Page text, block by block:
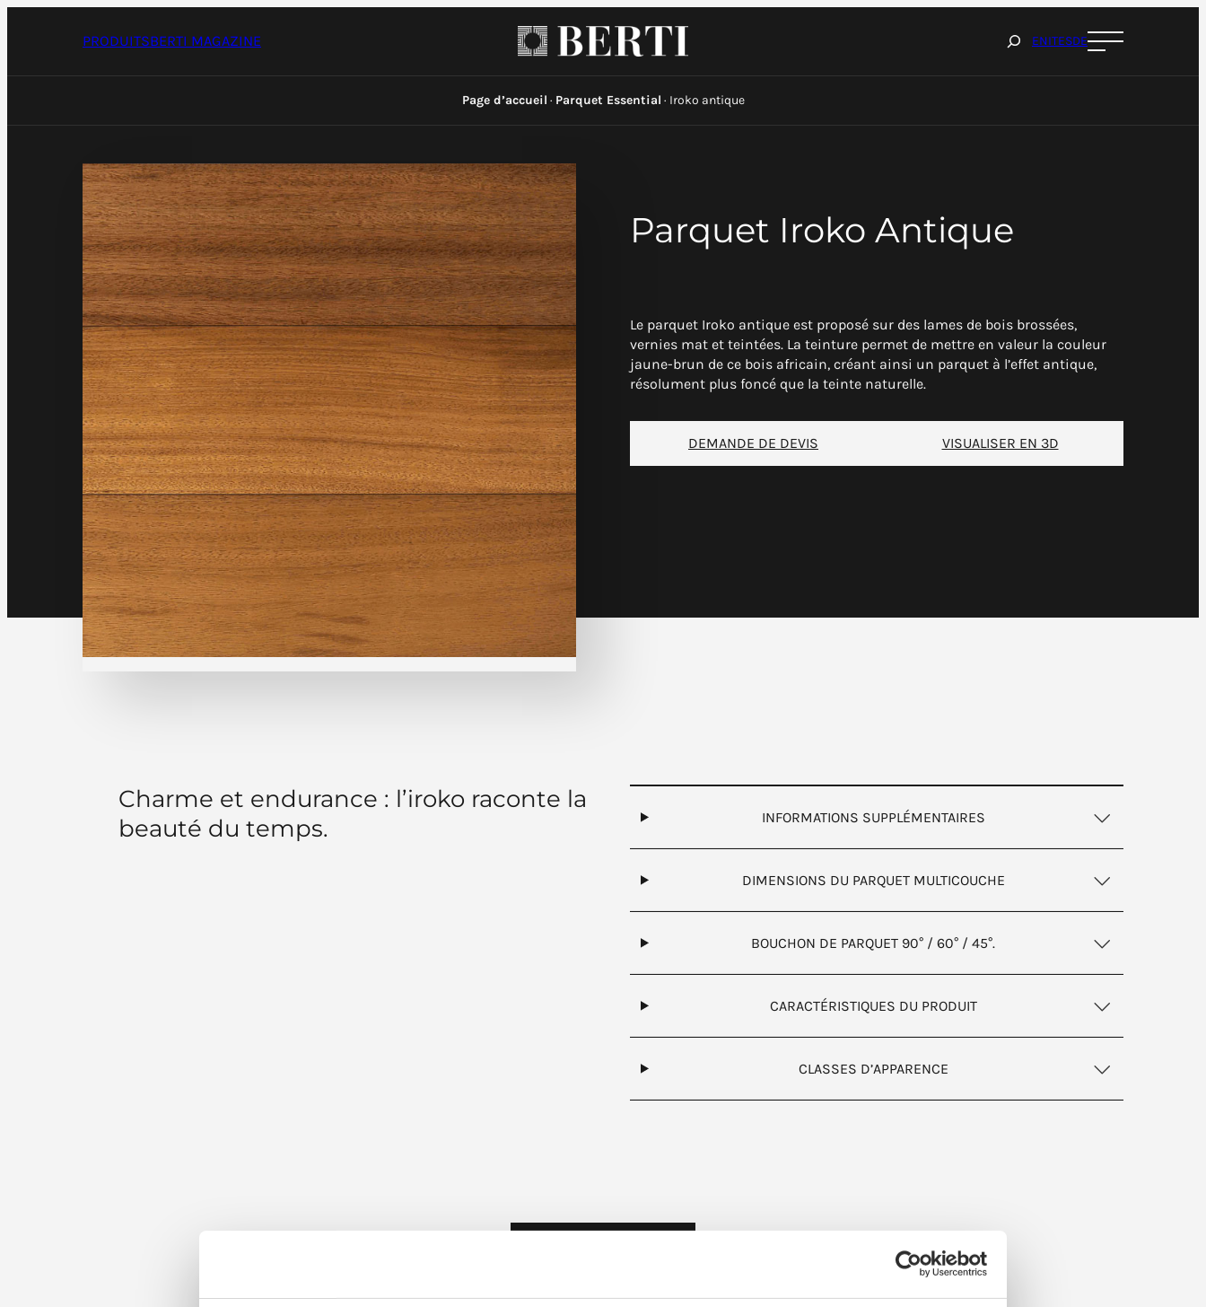
Passer
PRODUITSBERTI MAGAZINE
Cerca
ENITESDE
Page d’accueil · Parquet Essential · Iroko antique
Parquet Iroko Antique
Le parquet Iroko antique est proposé sur des lames de bois brossées,
vernies mat et teintées. La teinture permet de mettre en valeur la couleur
jaune-brun de ce bois africain, créant ainsi un parquet à l’effet antique,
résolument plus foncé que la teinte naturelle.
DEMANDE DE DEVIS VISUALISER EN 3D
Charme et endurance : l’iroko raconte la
beauté du temps.
INFORMATIONS SUPPLÉMENTAIRES
DIMENSIONS DU PARQUET MULTICOUCHE
BOUCHON DE PARQUET 90° / 60° / 45°.
CARACTÉRISTIQUES DU PRODUIT
CLASSES D’APPARENCE